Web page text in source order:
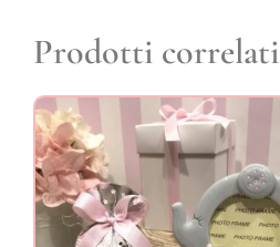
Prodotti correlati